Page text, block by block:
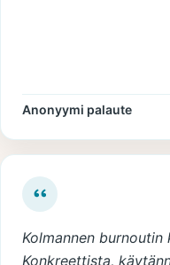
Anonyymi palaute
Kolmannen
Konkreettista,